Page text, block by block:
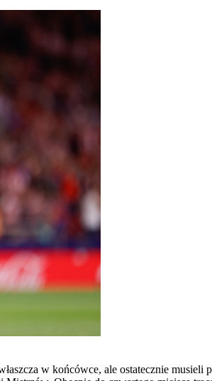
w końcówce, ale ostatecznie musieli